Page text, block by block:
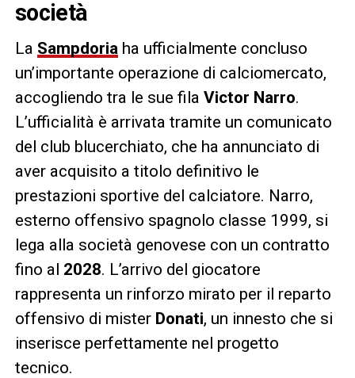
società
La Sampdoriaha ufficialmente concluso
un’importante operazione di calciomercato,
accogliendo tra le sue fila Victor Narro.
L’ufficialità è arrivata tramite un comunicato
del club blucerchiato, che ha annunciato di
aver acquisito a titolo definitivo le
prestazioni sportive del calciatore. Narro,
esterno offensivo spagnolo classe 1999, si
lega alla società genovese con un contratto
fino al 2028. L’arrivo del giocatore
rappresenta un rinforzo mirato per il reparto
offensivo di mister Donati, un innesto che si
inserisce perfettamente nel progetto
tecnico.